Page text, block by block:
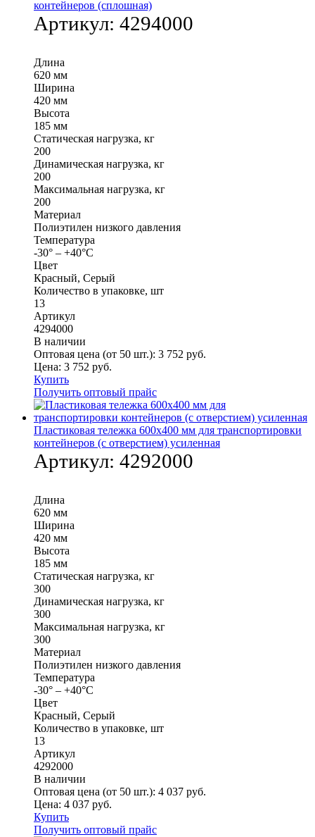
контейнеров (сплошная)
Артикул: 4294000
Длина
620 мм
Ширина
420 мм
Высота
185 мм
Статическая нагрузка, кг
200
Динамическая нагрузка, кг
200
Максимальная нагрузка, кг
200
Материал
Полиэтилен низкого давления
Температура
-30° – +40°С
Цвет
Красный, Серый
Количество в упаковке, шт
13
Артикул
4294000
В наличии
Оптовая цена (от 50 шт.): 3 752 руб.
Цена: 3 752 руб.
Купить
Получить оптовый прайс
Пластиковая тележка 600х400 мм для транспортировки
контейнеров (с отверстием) усиленная
Артикул: 4292000
Длина
620 мм
Ширина
420 мм
Высота
185 мм
Статическая нагрузка, кг
300
Динамическая нагрузка, кг
300
Максимальная нагрузка, кг
300
Материал
Полиэтилен низкого давления
Температура
-30° – +40°С
Цвет
Красный, Серый
Количество в упаковке, шт
13
Артикул
4292000
В наличии
Оптовая цена (от 50 шт.): 4 037 руб.
Цена: 4 037 руб.
Купить
Получить оптовый прайс